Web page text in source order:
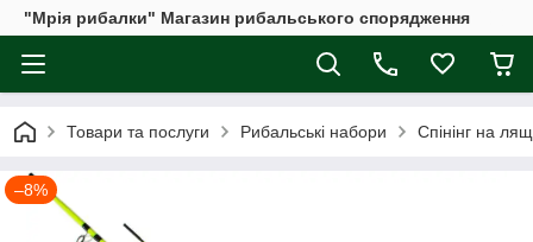
"Мрія рибалки" Магазин рибальського спорядження
Товари та послуги Рибальські набори Спінінг на
–8%